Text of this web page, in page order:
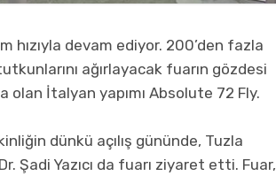
hızıyla devam ediyor. 200’den fazla
ağırlayacak fuarın gözdesi
İtalyan yapımı Absolute 72 Fly.
dünkü açılış gününde, Tuzla
Şadi Yazıcı da fuarı ziyaret etti. Fuar,